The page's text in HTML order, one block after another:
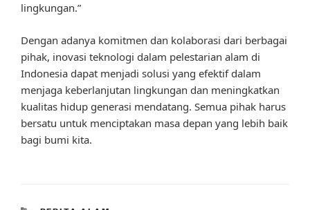
lingkungan.”
Dengan adanya komitmen dan kolaborasi dari berbagai
pihak, inovasi teknologi dalam pelestarian alam di
Indonesia dapat menjadi solusi yang efektif dalam
menjaga keberlanjutan lingkungan dan meningkatkan
kualitas hidup generasi mendatang. Semua pihak harus
bersatu untuk menciptakan masa depan yang lebih baik
bagi bumi kita.